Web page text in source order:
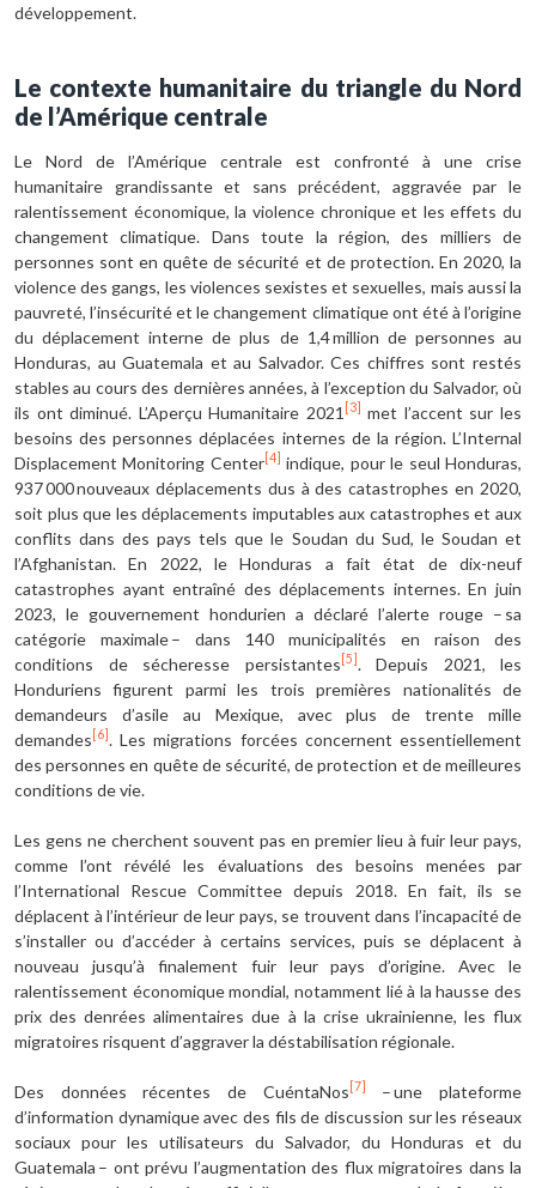
développement.
Le contexte humanitaire du triangle du Nord
de l’Amérique centrale
Le Nord de l’Amérique centrale est confronté à une crise
humanitaire grandissante et sans précédent, aggravée par le
ralentissement économique, la violence chronique et les effets du
changement climatique. Dans toute la région, des milliers de
personnes sont en quête de sécurité et de protection. En 2020, la
violence des gangs, les violences sexistes et sexuelles, mais aussi la
pauvreté, l’insécurité et le changement climatique ont été à l’origine
du déplacement interne de plus de 1,4 million de personnes au
Honduras, au Guatemala et au Salvador. Ces chiffres sont restés
stables au cours des dernières années, à l’exception du Salvador, où
ils ont diminué. L’Aperçu Humanitaire 2021
[3]
met l’accent sur les
besoins des personnes déplacées internes de la région. L’Internal
Displacement Monitoring Center [4]
indique, pour le seul Honduras,
937 000 nouveaux déplacements dus à des catastrophes en 2020,
soit plus que les déplacements imputables aux catastrophes et aux
conflits dans des pays tels que le Soudan du Sud, le Soudan et
l’Afghanistan. En 2022, le Honduras a fait état de dix-neuf
catastrophes ayant entraîné des déplacements internes. En juin
2023, le gouvernement hondurien a déclaré l’alerte rouge – sa
catégorie maximale – dans 140 municipalités en raison des
conditions de sécheresse persistantes [5] . Depuis 2021, les
Honduriens figurent parmi les trois premières nationalités de
demandeurs d’asile au Mexique, avec plus de trente mille
demandes [6] . Les migrations forcées concernent essentiellement
des personnes en quête de sécurité, de protection et de meilleures
conditions de vie.
Les gens ne cherchent souvent pas en premier lieu à fuir leur pays,
comme l’ont révélé les évaluations des besoins menées par
l’International Rescue Committee depuis 2018. En fait, ils se
déplacent à l’intérieur de leur pays, se trouvent dans l’incapacité de
s’installer ou d’accéder à certains services, puis se déplacent à
nouveau jusqu’à finalement fuir leur pays d’origine. Avec le
ralentissement économique mondial, notamment lié à la hausse des
prix des denrées alimentaires due à la crise ukrainienne, les flux
migratoires risquent d’aggraver la déstabilisation régionale.
Des données récentes de CuéntaNos [7]
– une plateforme
d’information dynamique avec des fils de discussion sur les réseaux
sociaux pour les utilisateurs du Salvador, du Honduras et du
Guatemala – ont prévu l’augmentation des flux migratoires dans la